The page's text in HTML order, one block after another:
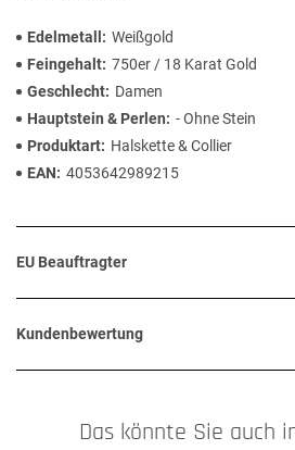
Edelmetall
Weißgold
Feingehalt 750er / 18 Karat Gold
Geschlecht
Damen
Hauptstein & Perlen
- Ohne Stein
Produktart
Halskette & Collier
EAN
4053642989215
EU Beauftragter
Kundenbewertung
Das könnte Sie auch